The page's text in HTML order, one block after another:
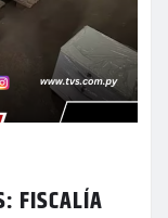
FISCALÍA